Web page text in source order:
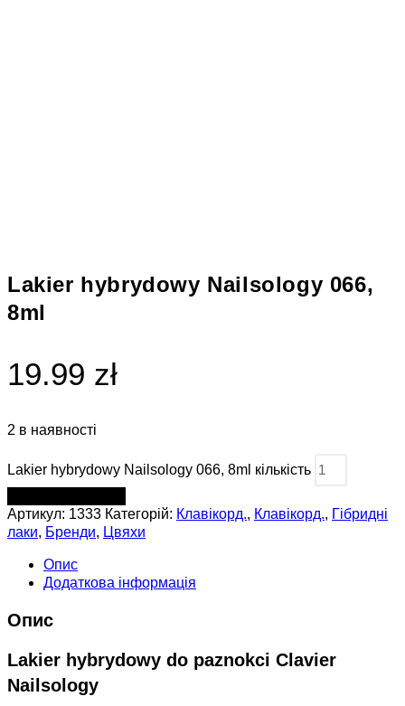
Lakier hybrydowy Nailsology 066,
8ml
19.99 zł
2 в наявності
Lakier hybrydowy Nailsology 066, 8ml кількість
Артикул: 1333 Категорій: Клавікорд., Клавікорд., Гібридні
лаки, Бренди, Цвяхи
Опис
Додаткова інформація
Опис
Lakier hybrydowy do paznokci Clavier
Nailsology